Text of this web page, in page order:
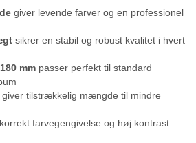
giver levende farver og en professionel
sikrer en stabil og robust kvalitet i hvert
mm passer perfekt til standard
giver tilstrækkelig mængde til mindre
farvegengivelse og høj kontrast